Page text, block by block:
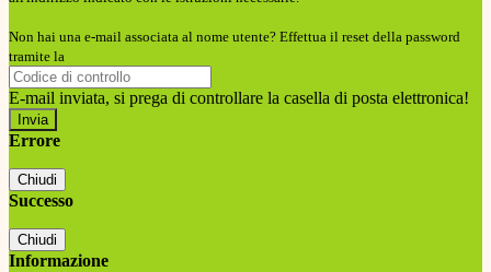
Non hai una e-mail associata al nome utente? Effettua il reset della password
tramite la
E-mail inviata, si prega di controllare la casella di posta elettronica!
Errore
Chiudi
Successo
Chiudi
Informazione